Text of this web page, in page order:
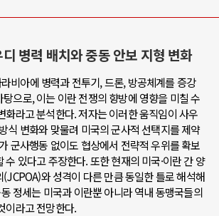
병력 배치와 중동 안보 지형 변화
비아에 병력과 전투기, 드론, 방공체계를 증강
으로, 이는 이란 전쟁의 향방에 영향을 미칠 수
화라고 분석한다. 저자는 이러한 움직임이 사우
식 변화와 맞물려 미국의 군사적 선택지를 제약
군사행동 없이도 협상에서 전략적 우위를 확보
수 있다고 주장한다. 또한 현재의 미국·이란 간 양
와 성격이 다른 만큼 동일한 틀로 해석해
정세는 미국과 이란뿐 아니라 역내 동맹국들의
이라고 전망한다.